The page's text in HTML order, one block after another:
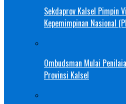
Sekdaprov Kalsel Pimpin
Kepemimpinan Nasional
Ombudsman Mulai
Provinsi Kalsel